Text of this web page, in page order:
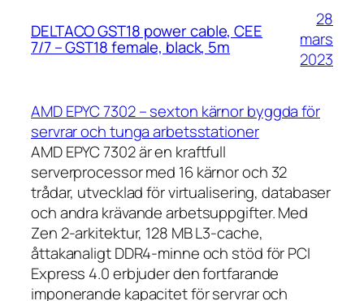
DELTACO GST18 power cable, CEE
7/7 – GST18 female, black, 5m
28
mars
2023
AMD EPYC 7302 – sexton kärnor byggda för
servrar och tunga arbetsstationer
AMD EPYC 7302 är en kraftfull
serverprocessor med 16 kärnor och 32
trådar, utvecklad för virtualisering, databaser
och andra krävande arbetsuppgifter. Med
Zen 2-arkitektur, 128 MB L3-cache,
åttakanaligt DDR4-minne och stöd för PCI
Express 4.0 erbjuder den fortfarande
imponerande kapacitet för servrar och